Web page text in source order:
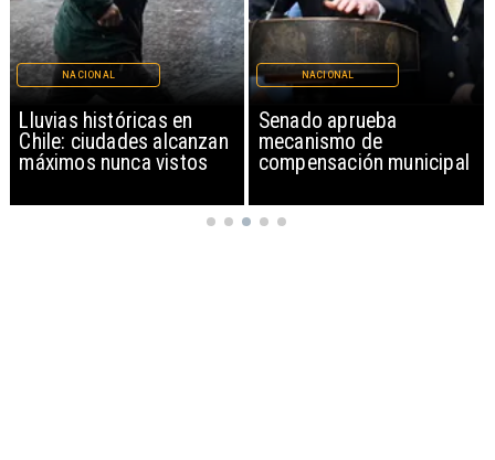
Lluvias históricas en
Chile: ciudades alcanzan
máximos nunca vistos
NACIONAL
Senado aprueba
mecanismo de
compensación municipal
NACIONAL